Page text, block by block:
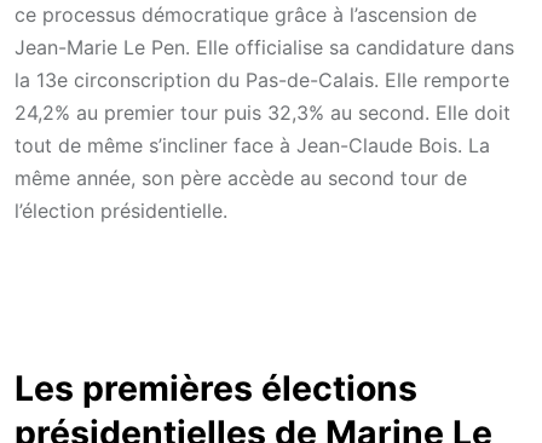
ce processus démocratique grâce à l’ascension de
Jean-Marie Le Pen. Elle officialise sa candidature dans
la 13e circonscription du Pas-de-Calais. Elle remporte
24,2% au premier tour puis 32,3% au second. Elle doit
tout de même s’incliner face à Jean-Claude Bois. La
même année, son père accède au second tour de
l’élection présidentielle.
Les premières élections
présidentielles de Marine Le